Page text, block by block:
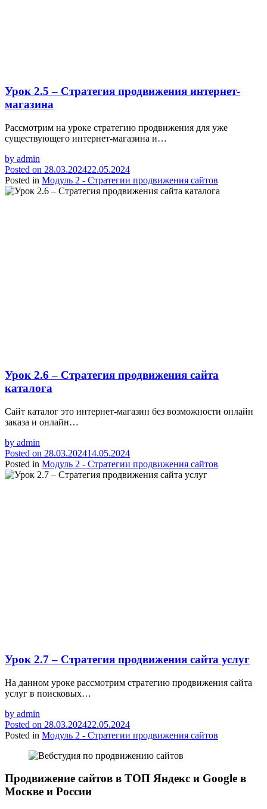
Урок 2.5 – Стратегия продвижения интернет-
магазина
Рассмотрим на уроке стратегию продвижения для уже
существующего интернет-магазина и…
by admin
Posted on 28.03.202422.05.2024
Posted in Модуль 2 - Стратегии продвижения сайтов
Урок 2.6 – Стратегия продвижения сайта
каталога
Сайт каталог это интернет-магазин без возможности онлайн
заказа и онлайн…
by admin
Posted on 28.03.202414.05.2024
Posted in Модуль 2 - Стратегии продвижения сайтов
Урок 2.7 – Стратегия продвижения сайта услуг
На данном уроке рассмотрим стратегию продвижения сайта
услуг в поисковых…
by admin
Posted on 28.03.202422.05.2024
Posted in Модуль 2 - Стратегии продвижения сайтов
Продвижение сайтов в ТОП Яндекс и Google в
Москве и России